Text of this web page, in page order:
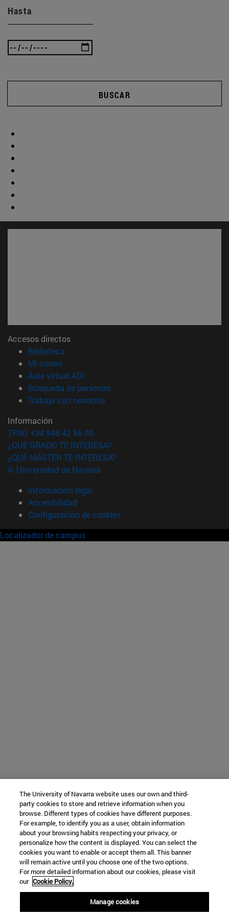
Hasta
BUSCAR
Accesos directos
Biblioteca
Mi correo(abre en nueva ventana)
Aula virtual ADI
Búsqueda de personas(abre en nueva ventana)
Trabaja con nosotros(abre en nueva ventana)
Información
TFNO +34 948 42 56 00
¿QUÉ GRADO TE INTERESA?
¿QUÉ MÁSTER TE INTERESA?
© Universidad de Navarra
Información legal
Accesibilidad
Configuración de cookies
Localizador de campus
The University of Navarra website uses our own and third-
party cookies to store and retrieve information when you
browse. Different types of cookies have different purposes.
For example, to identify you as a user, obtain information
about your browsing habits respecting your privacy, or
personalize how the content is displayed. You can select the
cookies you want to enable or accept them all. This banner
will remain active until you choose one of the two options.
For more detailed information about our cookies, please visit
our Cookie Policy.
Manage cookies